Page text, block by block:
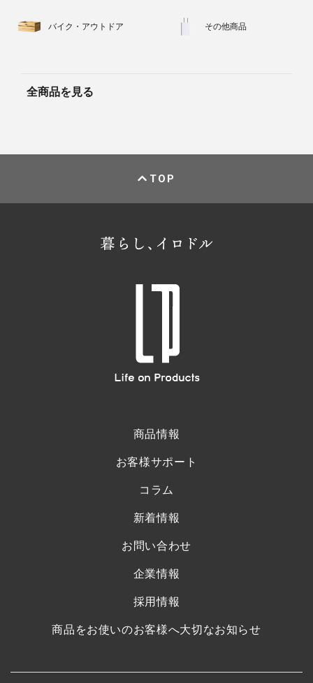
バイク・アウトドア その他商品
全商品を見る
TOP
商品情報
お客様サポート
コラム
新着情報
お問い合わせ
企業情報
採用情報
商品をお使いのお客様へ大切なお知らせ